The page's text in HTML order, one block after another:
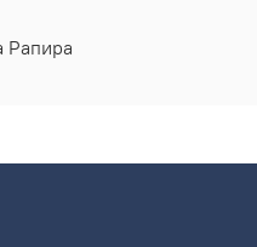
Рапира